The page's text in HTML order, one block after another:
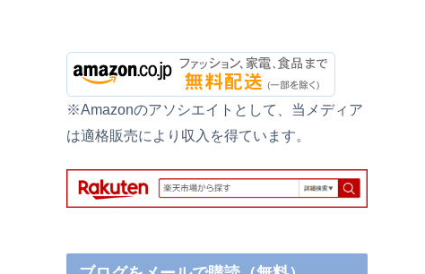
※Amazonのアソシエイトとして、当メディア
は適格販売により収入を得ています。